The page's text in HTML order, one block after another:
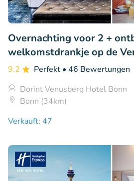
Overnachting voor 2 +
welkomstdrankje op de
9.2 Perfekt • 46 Bewertungen
Dorint Venusberg Hotel Bonn
Bonn (34km)
Verkauft: 47